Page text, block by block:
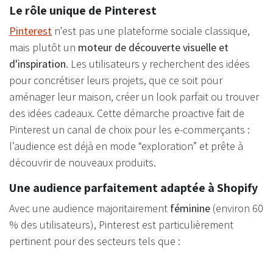
Le rôle unique de Pinterest
Pinterest n'est pas une plateforme sociale classique,
mais plutôt un moteur de découverte visuelle et
d'inspiration. Les utilisateurs y recherchent des idées
pour concrétiser leurs projets, que ce soit pour
aménager leur maison, créer un look parfait ou trouver
des idées cadeaux. Cette démarche proactive fait de
Pinterest un canal de choix pour les e-commerçants :
l’audience est déjà en mode “exploration” et prête à
découvrir de nouveaux produits.
Une audience parfaitement adaptée à Shopify
Avec une audience majoritairement féminine (environ 60
% des utilisateurs), Pinterest est particulièrement
pertinent pour des secteurs tels que :